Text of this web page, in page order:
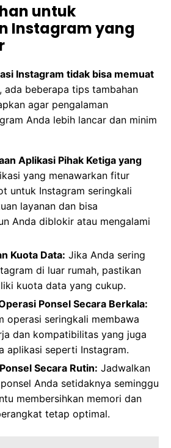
untuk
Instagram yang
Instagram tidak bisa memuat
, ada beberapa tips tambahan
agar pengalaman
Anda lebih lancar dan minim
Aplikasi Pihak Ketiga yang
yang menawarkan fitur
untuk Instagram seringkali
layanan dan bisa
Anda diblokir atau mengalami
Kuota Data: Jika Anda sering
di luar rumah, pastikan
kuota data yang cukup.
Ponsel Secara Berkala:
operasi seringkali membawa
dan kompatibilitas yang juga
aplikasi seperti Instagram.
Secara Rutin: Jadwalkan
ponsel Anda setidaknya seminggu
membersihkan memori dan
tetap optimal.